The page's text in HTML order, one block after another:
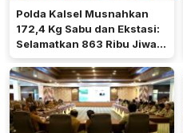
Polda Kalsel Musnahkan
172,4 Kg Sabu dan Ekstasi:
Selamatkan 863 Ribu Jiwa
dan Hemat Biaya Rehab Rp.
4,3 Triliun